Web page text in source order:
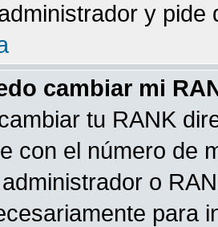
y
cambiar mi
tu RANK
con el número de
o
para